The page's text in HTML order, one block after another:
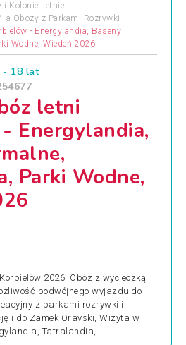
i Kolonie Letnie
a Obozy z Parkami Rozrywki
- Energylandia, Baseny
Wodne, Wiedeń 2026
- 18 lat
letni
Energylandia,
Parki Wodne,
2026, Obóz z wycieczką
podwójnego wyjazdu do
z parkami rozrywki i
i do Zamek Oravski, Wizyta w
Tatralandia,